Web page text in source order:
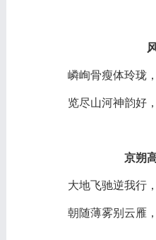
嶙峋骨瘦体玲珑
览尽山河神韵好
京朔
大地飞驰逆我行
朝随薄雾别云雁